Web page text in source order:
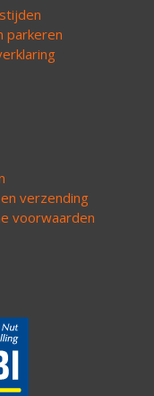
parkeren
verzending
voorwaarden